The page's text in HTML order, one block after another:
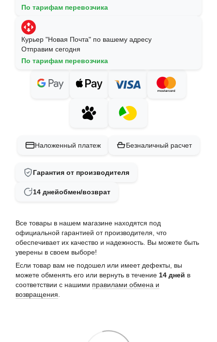
По тарифам перевозчика
Курьер "Новая Почта" по вашему адресу
Отправим сегодня
По тарифам перевозчика
Наложенный платеж Безналичный расчет
Гарантия от производителя
14 днейобмен/возврат
Все товары в нашем магазине находятся под
официальной гарантией от производителя, что
обеспечивает их качество и надежность. Вы можете быть
уверены в своем выборе!
Если товар вам не подошел или имеет дефекты, вы
можете обменять его или вернуть в течение 14 дней в
соответствии с нашими правилами обмена и
возвращения